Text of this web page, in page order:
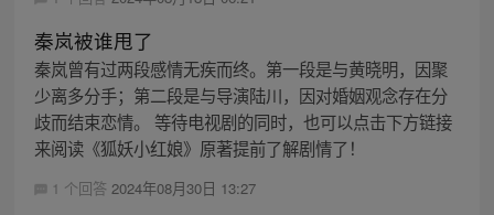
秦岚被谁甩了
秦岚曾有过两段感情无疾而终。第一段是与黄晓明，因聚
少离多分手；第二段是与导演陆川，因对婚姻观念存在分
歧而结束恋情。 等待电视剧的同时，也可以点击下方链接
来阅读《狐妖小红娘》原著提前了解剧情了！
1 个回答 2024年08月30日 13:27